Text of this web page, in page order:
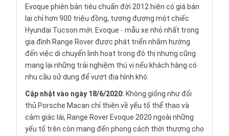
Evoque phiên bản tiêu chuẩn đời 2012 hiện có giá bán
lại chỉ hơn 900 triệu đồng, tương đương một chiếc
Hyundai Tucson mới. Evoque - mẫu xe nhỏ nhất trong
gia đình Range Rover được phát triển nhằm hướng
đến việc di chuyển linh hoạt trong đô thị nhưng cũng
mang lại những trải nghiệm thú vị nếu khách hàng có
nhu cầu sử dụng để vượt địa hình khó.
Cập nhật vào ngày 18/6/2020: Không giống như đối
thủ Porsche Macan chỉ thiên về yếu tố thể thao và
cảm giác lái, Range Rover Evoque 2020 ngoài những
yếu tố trên còn mang đến phong cách thời thượng cho